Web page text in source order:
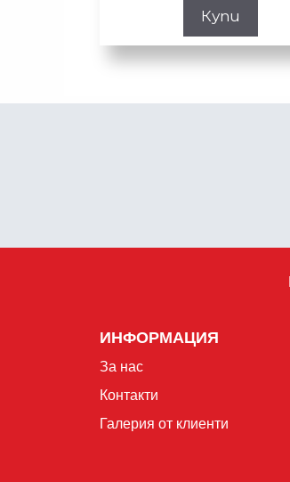
Купи
ИНФОРМАЦИЯ
За нас
Контакти
Галерия от клиенти